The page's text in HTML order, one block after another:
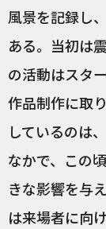
風景を記録し
ある。当初は
の活動はスタ
作品制作に取
しているのは
なかで、この
きな影響を与
は来場者に向